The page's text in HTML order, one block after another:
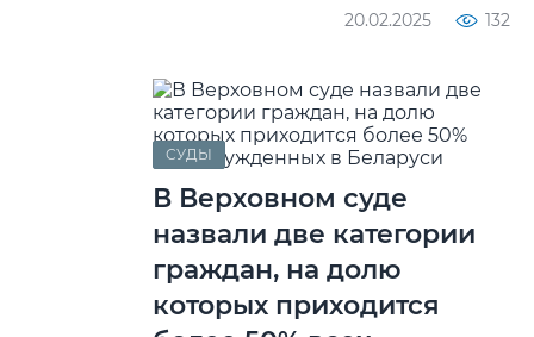
20.02.2025 132
СУДЫ
В Верховном суде
назвали две категории
граждан, на долю
которых приходится